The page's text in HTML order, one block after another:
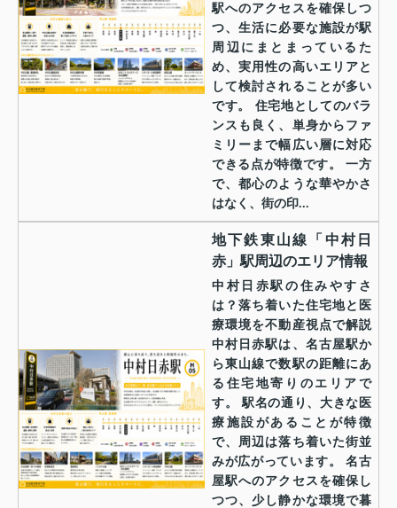
駅へのアクセスを確保しつ
つ、生活に必要な施設が駅
周辺にまとまっているた
め、実用性の高いエリアと
して検討されることが多い
です。 住宅地としてのバラ
ンスも良く、単身からファ
ミリーまで幅広い層に対応
できる点が特徴です。 一方
で、都心のような華やかさ
はなく、街の印...
地下鉄東山線「中村日
赤」駅周辺のエリア情報
中村日赤駅の住みやすさ
は？落ち着いた住宅地と医
療環境を不動産視点で解説
中村日赤駅は、名古屋駅か
ら東山線で数駅の距離にあ
る住宅地寄りのエリアで
す。 駅名の通り、大きな医
療施設があることが特徴
で、周辺は落ち着いた街並
みが広がっています。 名古
屋駅へのアクセスを確保し
つつ、少し静かな環境で暮